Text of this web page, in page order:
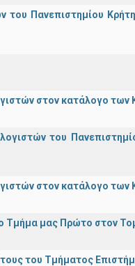
του Πανεπιστημίου
στον κατάλογο των
του
στον κατάλογο των
μας Πρώτο στον
του Τμήματος